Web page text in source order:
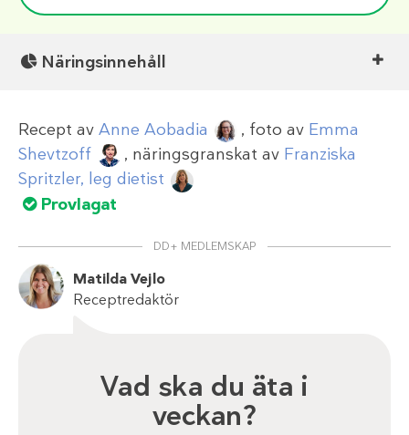
Näringsinnehåll
Recept av Anne Aobadia , foto av Emma
Shevtzoff
, näringsgranskat av Franziska
Spritzler, leg dietist
Provlagat
DD+ MEDLEMSKAP
Matilda Vejlo
Receptredaktör
Vad ska du äta i
veckan?